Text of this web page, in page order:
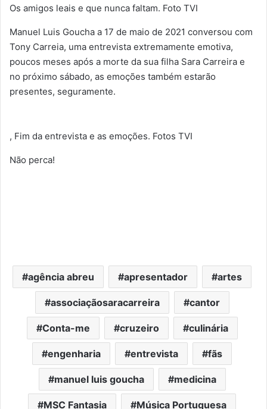
Os amigos leais e que nunca faltam. Foto TVI
Manuel Luis Goucha a 17 de maio de 2021 conversou com
Tony Carreia, uma entrevista extremamente emotiva,
poucos meses após a morte da sua filha Sara Carreira e
no próximo sábado, as emoções também estarão
presentes, seguramente.
, Fim da entrevista e as emoções. Fotos TVI
Não perca!
agência abreu apresentador artes
associaçãosaracarreira cantor
Conta-me cruzeiro culinária
engenharia entrevista fãs
manuel luis goucha medicina
MSC Fantasia Música Portuguesa